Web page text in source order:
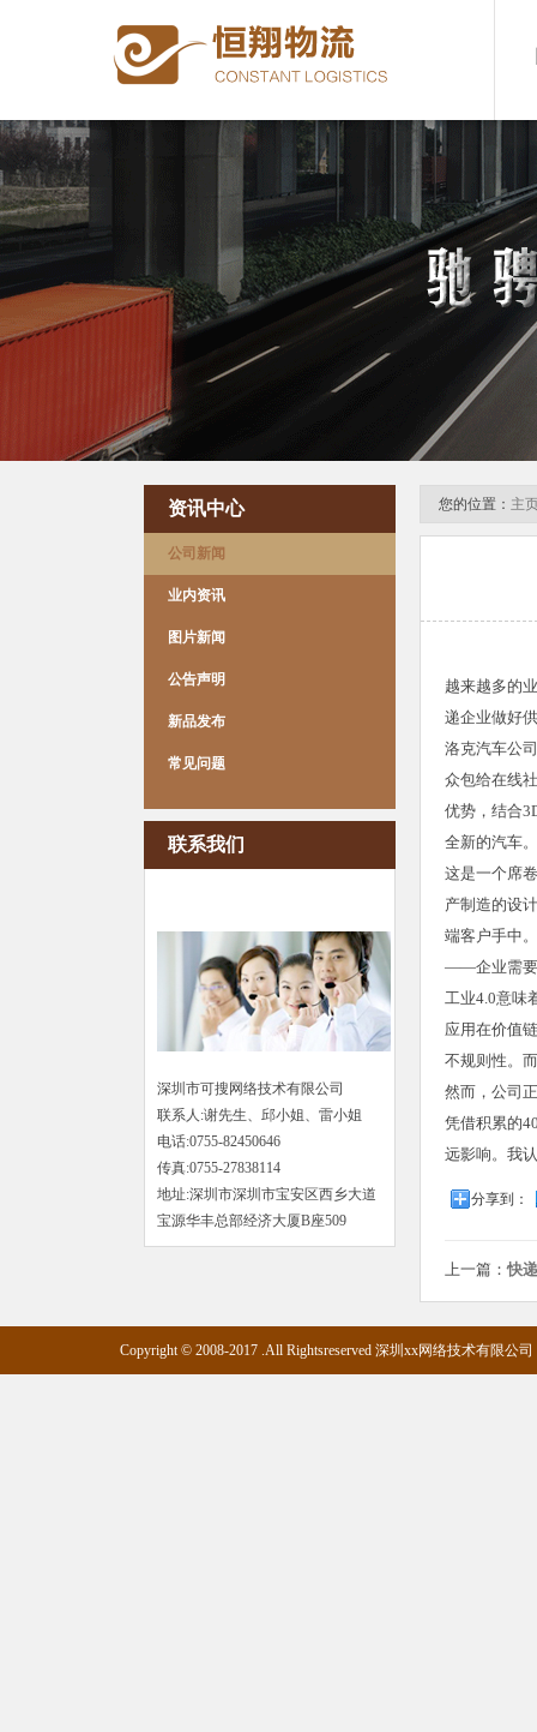
资讯中心
公司新闻
业内资讯
图片新闻
公告声明
新品发布
常见问题
联系我们
深圳市可搜网络技术有限公司
联系人:谢先生、邱小姐、雷小姐
电话:0755-82450646
传真:0755-27838114
地址:深圳市深圳市宝安区西乡大道
宝源华丰总部经济大厦B座509
您的位置： 主
越来越多的
递企业做好
洛克汽车公
众包给在线
优势，结合
全新的汽车
这是一个席
产制造的设
端客户手中
——企业需要
工业4.0意味
应用在价值
不规则性。
然而，公司
凭借积累的
远影响。我
分享到：
上一篇：快
Copyright © 2008-2017 .All Rightsreserved 深圳xx网络技术有限公